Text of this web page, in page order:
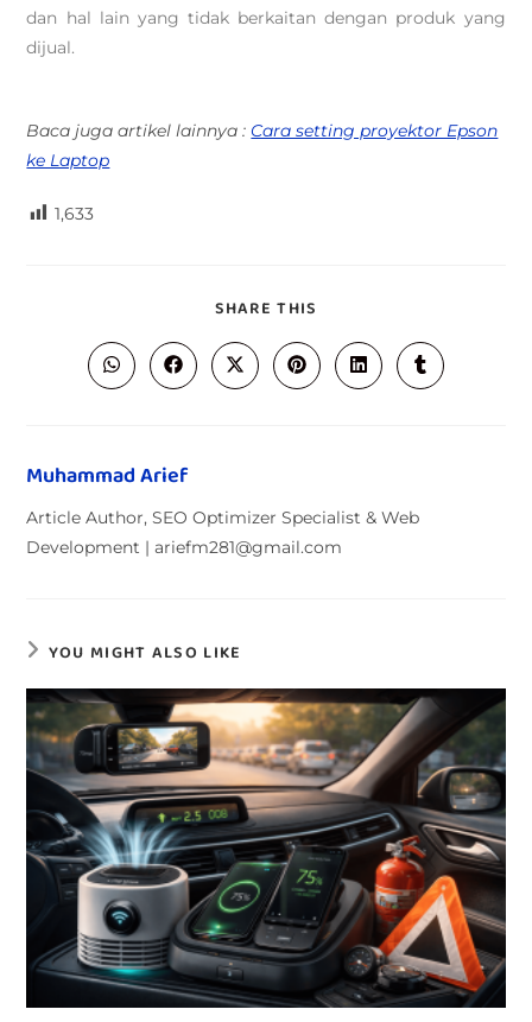
dan hal lain yang tidak berkaitan dengan produk yang
dijual.
Baca juga artikel lainnya : Cara setting proyektor Epson
ke Laptop
1,633
SHARE THIS
Muhammad Arief
Article Author, SEO Optimizer Specialist & Web
Development | ariefm281@gmail.com
YOU MIGHT ALSO LIKE